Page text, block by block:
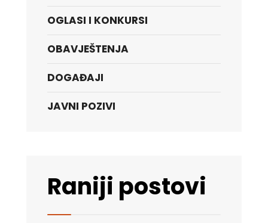
OGLASI I KONKURSI
OBAVJEŠTENJA
DOGAĐAJI
JAVNI POZIVI
Raniji postovi